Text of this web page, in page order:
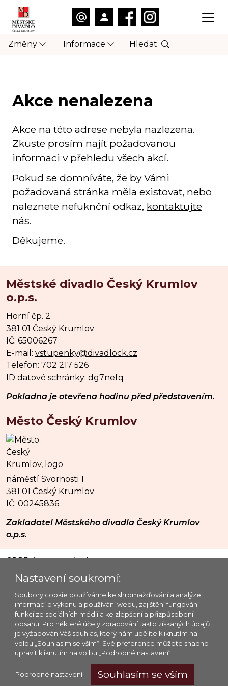
Změny Informace Hledat
Akce nenalezena
Akce na této adrese nebyla nazlezena.
Zkuste prosím najít požadovanou
informaci v přehledu všech akcí.
Pokud se domníváte, že by Vámi
požadovaná stránka měla existovat, nebo
naleznete nefuknční odkaz, kontaktujte
nás.
Děkujeme.
Městské divadlo Český Krumlov
o.p.s.
Horní čp. 2
381 01 Český Krumlov
IČ: 65006267
E-mail: vstupenky@divadlock.cz
Telefon: 702 217 526
ID datové schránky: dg7nefq
Pokladna je otevřena hodinu před představením.
Město Český Krumlov
náměstí Svornosti 1
381 01 Český Krumlov
IČ: 00245836
Zakladatel Městského divadla Český Krumlov
o.p.s.
GDPR | mapa stránek
Platforma @OIS Český Krumlov
Provozovatel webu: MĚSTSKÉ DIVADLO ČESKÝ
KRUMLOV o.p.s., IČ: 65006267, spisová značka: O 1
vedená u Krajského soudu v Č. Budějovicích ze dne
1. dubna 1996
Webové stránky
Městského divadla Český Krumlov
jsou publikovány pod licencí CC BY-NC-SA 4.0
Nastavení soukromí:
Soubory cookie používáme ke shromažďování a analýze
informací o výkonu a používání webu, zajištění fungování
funkcí ze sociálních médií a ke zlepšení a přizpůsobení
obsahu. Pro některé účely zpracování takto získaných údajů
je vyžadován Váš souhlas, který nám udělíte kliknutím na
volbu „Souhlasím se vším“. Své preference můžete snadno
upravit kliknutím na volbu „Podrobné nastavení“.
Podrobné nastavení Souhlasím se vším